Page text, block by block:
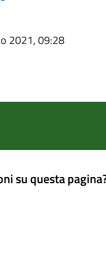
2021, 09:28
su questa